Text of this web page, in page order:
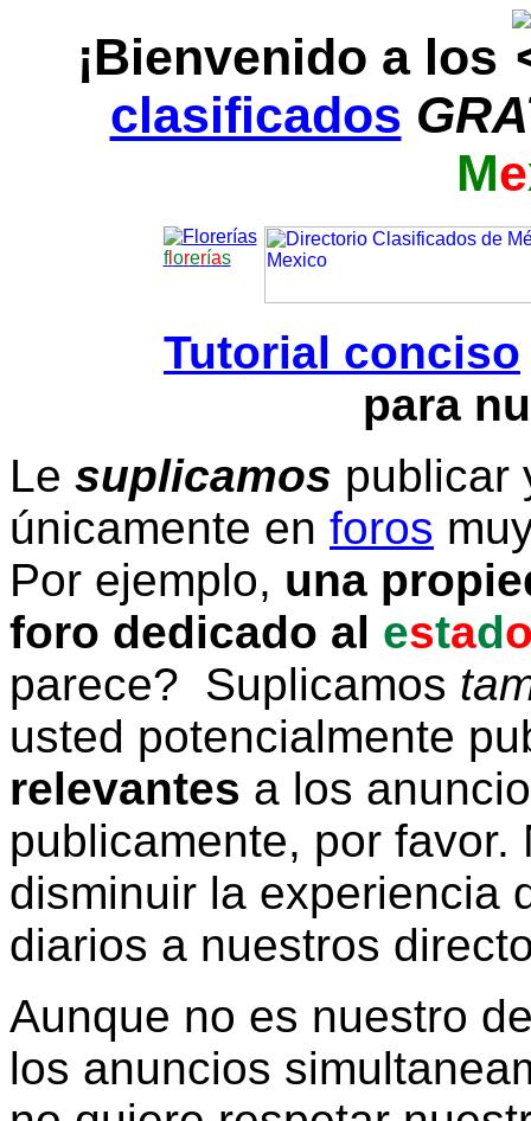
¡Bienvenido a los
clasificados
Me
florerías
Tutorial conciso
para
Le suplicamos publicar
únicamente en foros
Por ejemplo, una
foro dedicado al estad
parece? Suplicamos
usted potencialmente
relevantes a los
publicamente, por
disminuir la experiencia
diarios a nuestros
Aunque no es nuestro
los anuncios